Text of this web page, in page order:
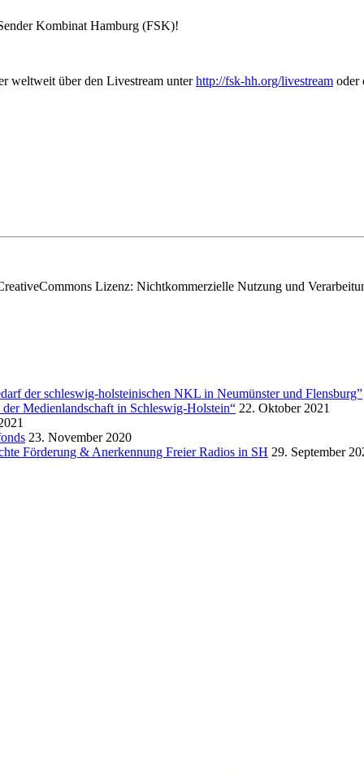
Kombinat Hamburg (FSK)!
weltweit über den Livestream unterhttp://fsk-hh.org/livestream oder
Lizenz: Nichtkommerzielle Nutzung und
der schleswig-holsteinischen NKL in Neumünster und Flensburg”
Medienlandschaft in Schleswig-Holstein“ 22. Oktober 2021
23. November 2020
Förderung & Anerkennung Freier Radios in SH 29. September